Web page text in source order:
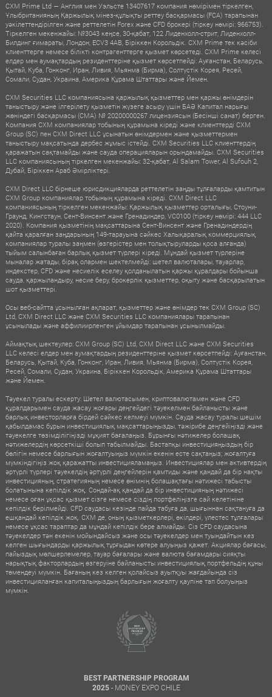
CXM Prime Ltd — Англия мен Уэльсте 13407617 компания нөмірімен тіркелген,
Ұлыбританияның Қаржылық мінез-құлықты реттеу басқармасы (FCA) тарапынан
уәкілеттендірілген және реттелетін Forex және CFD брокері (тіркеу нөмірі: 966753).
Тіркелген мекенжайы: №3043 кеңсе, 30-қабат, 122 Лиденхолл-стрит, Лиденхолл-
Билдинг ғимараты, Лондон, ECV3 4AB, Біріккен Корольдік. CXM Prime тек кәсіби
клиенттерге немесе білікті контрагенттерге қызмет көрсетеді. CXM Prime келесі
елдер мен аумақтардың резиденттеріне қызмет көрсетпейді: Ауғанстан, Беларусь,
Қытай, Куба, Гонконг, Иран, Ливия, Мьянма (Бирма), Солтүстік Корея, Ресей,
Сомали, Судан, Украина, Америка Құрама Штаттары және Йемен.
CXM Securities LLC компаниясына қаржылық қызметтер мен қаржы өнімдерін
таныстыру және ілгерілету қызметін жүзеге асыру үшін БАӘ Капитал нарығы
жөніндегі басқармасы (CMA) № 20200000267 лицензиясын (Бесінші санат) берген.
Компания CXM компаниялар тобының құрамына кіреді және клиенттерді CXM
Group (SC) пен CXM Direct LLC ұсынатын өнімдермен және қызметтермен
таныстыру мақсатында дербес жұмыс істейді. CXM Securities LLC клиенттердің
қаражатын сақтамайды және сауда операцияларын орындамайды. CXM Securities
LLC компаниясының тіркелген мекенжайы: 32-қабат, Al Salam Tower, Al Sufouh 2,
Дубай, Біріккен Араб Әмірліктері.
CXM Direct LLC бірнеше юрисдикцияларда реттелетін заңды тұлғаларды қамтитын
CXM Group компаниялар тобының құрамына кіреді. CXM Direct LLC
компаниясының тіркелген мекенжайы: Қаржылық қызметтер орталығы, Стоуни-
Граунд, Кингстаун, Сент-Винсент және Гренадиндер, VC0100 (тіркеу нөмірі: 444 LLC
2020). Компания қызметінің мақсаттарына Сент-Винсент және Гренадиндердің
қайта қаралған заңдарының 149-тарауына сәйкес Халықаралық коммерциялық
компаниялар туралы заңмен (өзгерістер мен толықтыруларды қоса алғанда)
тыйым салынбаған барлық қызмет түрлері кіреді. Мұндай қызмет түрлеріне
мыналар жатады, бірақ олармен шектелмейді: шетел валюталары, тауарлар,
индекстер, CFD және несиелік еселеу қолданылатын қаржы құралдары бойынша
сауда, қаржыландыру, несие беру, брокерлік қызметтер, оқыту және басқарылатын
шот қызметтері.
Осы веб-сайтта ұсынылған ақпарат, қызметтер және өнімдер тек CXM Group (SC)
Ltd, CXM Direct LLC және CXM Securities LLC компаниялары тарапынан
ұсынылады және аффилиирленген ұйымдар тарапынан ұсынылмайды.
Аймақтық шектеулер: CXM Group (SC) Ltd, CXM Direct LLC және CXM Securities
LLC келесі елдер мен аумақтардың резиденттеріне қызмет көрсетпейді: Ауғанстан,
Беларусь, Қытай, Куба, Гонконг, Иран, Ливия, Мьянма (Бирма), Солтүстік Корея,
Ресей, Сомали, Судан, Украина, Біріккен Корольдік, Америка Құрама Штаттары
және Йемен.
Тәуекел туралы ескерту: Шетел валютасымен, криптовалютамен және CFD
құралдарымен сауда жасау жоғары деңгейдегі тәуекелмен байланысты және
барлық инвесторларға бірдей сәйкес келмеуі мүмкін. Сауда жасау туралы шешім
қабылдамас бұрын инвестициялық мақсаттарыңызды, тәжірибе деңгейіңізді және
тәуекелге төзімділігіңізді мұқият бағалаңыз. Бұрынғы нәтижелер болашақ
нәтижелердің көрсеткіші болып табылмайды. Бастапқы инвестицияңыздың бір
бөлігін немесе барлығын жоғалтуыңыз мүмкін екенін есте сақтаңыз; жоғалтуға
мүмкіндігіңіз жоқ қаражатты инвестицияламаңыз. Инвестициялар мен активтердің
әртүрлі түрлері тәуекелдің әртүрлі деңгейлерін қамтиды және қандай да бір нақты
инвестицияның, стратегияның немесе өнімнің болашақтағы нәтижесі табысты
болатынына кепілдік жоқ. Сондай-ақ қандай да бір инвестицияның нәтижесі
немесе оған ұқсас қызмет сізге немесе сіздің портфеліңізге сай келетініне
кепілдік берілмейді. CFD саудасы кезінде пайда табуға да, шығыннан сақтануға да
ешқандай кепілдік жоқ. CXM де, оның қызметкерлері, өкілдері, үлестес тұлғалары
немесе ұқсас тараптар да мұндай кепілдік бере алмайды. Сіз CFD саудасына
тәуекелдер тән екенін мойындайсыз және осы тәуекелдер мен туындайтын кез
келген шығындарды қаржылық тұрғыдан көтере алуыңыз қажет. Акциялар бағасы,
пайыздық мөлшерлемелер, тауар бағалары және валюта бағамдары сияқты
нарықтық факторлардың өзгеруіне байланысты инвестициялық портфельдің құны
төмендеуі мүмкін. Бағаның кез келген қолайсыз ауытқуы жағдайында сіз
инвестицияланған капиталыңыздың барлығын жоғалту қаупіне тап болуыңыз
мүмкін.
BEST PARTNERSHIP PROGRAM
2025 - MONEY EXPO CHILE